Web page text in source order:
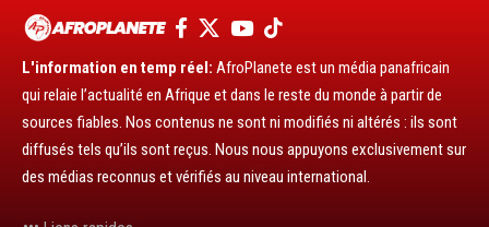
L'information en temp réel: AfroPlanete est un média panafricain
qui relaie l’actualité en Afrique et dans le reste du monde à partir de
sources fiables. Nos contenus ne sont ni modifiés ni altérés : ils sont
diffusés tels qu’ils sont reçus. Nous nous appuyons exclusivement sur
des médias reconnus et vérifiés au niveau international.